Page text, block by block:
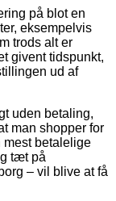
på blot en
eksempelvis
trods alt er
givent tidspunkt,
ud af
uden betaling,
man shopper for
mest betalelige
tæt på
– vil blive at få